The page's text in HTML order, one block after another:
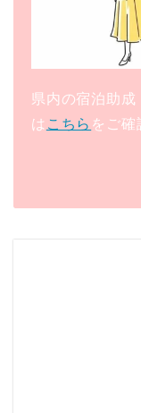
県内の宿泊助成
は こちら をご確